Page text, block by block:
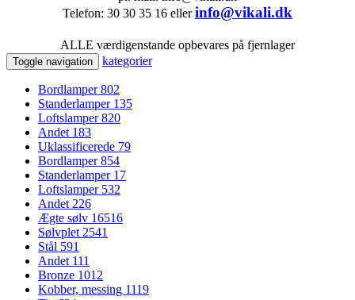
Telefon: 30 30 35 16 ellerinfo@vikali.dk
ALLE værdigenstande opbevares på fjernlager
Toggle navigation kategorier
Bordlamper802
Standerlamper 135
Loftslamper820
Andet 183
Uklassificerede 79
Bordlamper854
Standerlamper 17
Loftslamper 532
Andet226
Ægte sølv 16516
Sølvplet2541
Stål 591
Andet 111
Bronze 1012
Kobber, messing 1119